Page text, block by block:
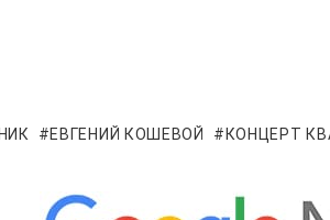
ЕВГЕНИЙ КОШЕВОЙ КОНЦЕРТ